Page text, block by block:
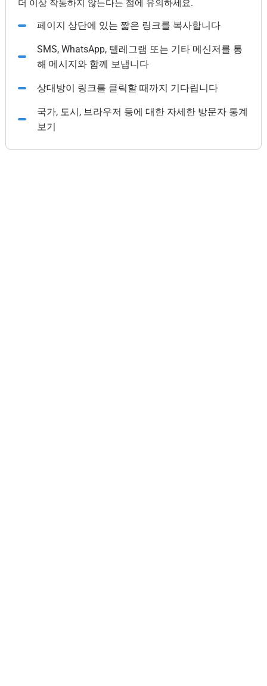
더 이상 작동하지 않는다는 점에 유의하세요.
페이지 상단에 있는 짧은 링크를 복사합니다
SMS, WhatsApp, 텔레그램 또는 기타 메신저를 통
해 메시지와 함께 보냅니다
상대방이 링크를 클릭할 때까지 기다립니다
국가, 도시, 브라우저 등에 대한 자세한 방문자 통계
보기